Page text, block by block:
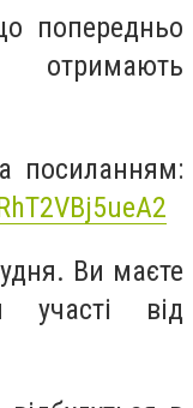
попередньо
посиланням:
Ви маєте
участі від